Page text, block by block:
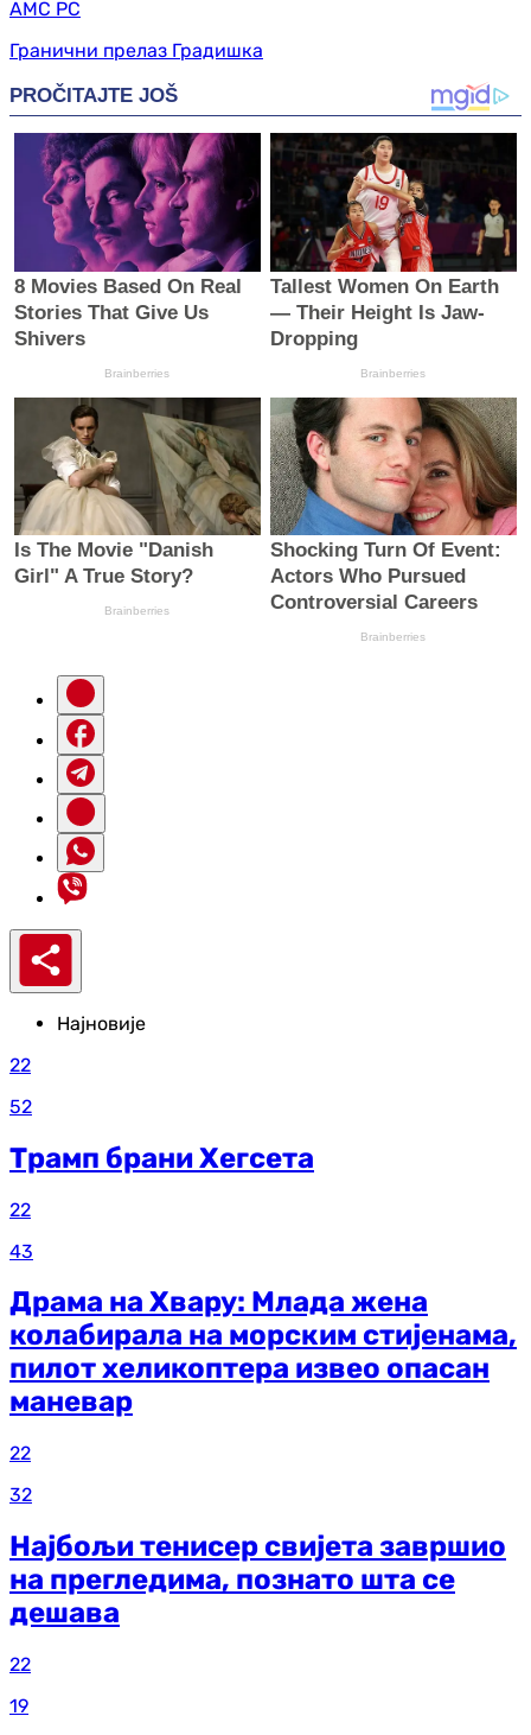
АМС РС
Гранични прелаз Градишка
Најновије
22
52
Трамп брани Хегсета
22
43
Драма на Хвару: Млада жена
колабирала на морским стијенама,
пилот хеликоптера извео опасан
маневар
22
32
Најбољи тенисер свијета завршио
на прегледима, познато шта се
дешава
22
19